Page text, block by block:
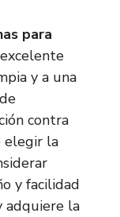
para
y a una
contra
elegir la
y facilidad
adquiere la